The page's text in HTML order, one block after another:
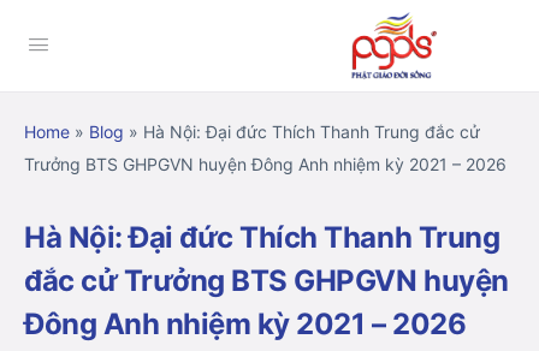
Home » Blog » Hà Nội: Đại đức Thích Thanh Trung đắc cử
Trưởng BTS GHPGVN huyện Đông Anh nhiệm kỳ 2021 – 2026
Hà Nội: Đại đức Thích Thanh Trung
đắc cử Trưởng BTS GHPGVN huyện
Đông Anh nhiệm kỳ 2021 – 2026